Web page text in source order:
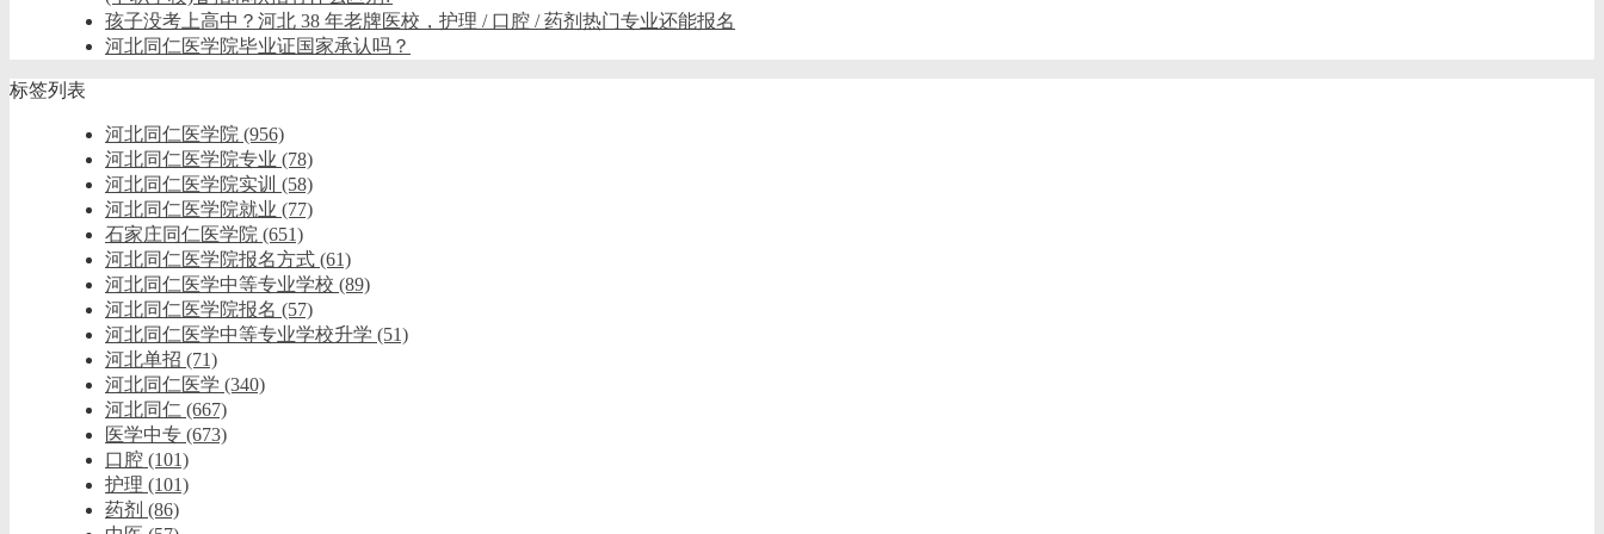
孩子没考上高中？河北 38 年老牌医校，护理 / 口腔 / 药剂热门专业还能报名
河北同仁医学院毕业证国家承认吗？
标签列表
河北同仁医学院 (956)
河北同仁医学院专业 (78)
河北同仁医学院实训 (58)
河北同仁医学院就业 (77)
石家庄同仁医学院 (651)
河北同仁医学院报名方式 (61)
河北同仁医学中等专业学校 (89)
河北同仁医学院报名 (57)
河北同仁医学中等专业学校升学 (51)
河北单招 (71)
河北同仁医学 (340)
河北同仁 (667)
医学中专 (673)
口腔 (101)
护理 (101)
药剂 (86)